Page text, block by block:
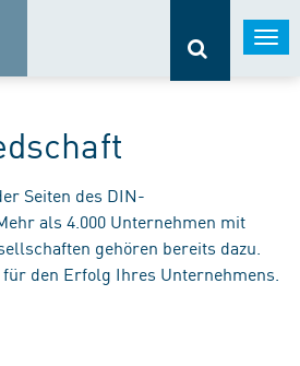
Seiten des DIN-
als 4.000 Unternehmen mit
gehören bereits dazu.
den Erfolg Ihres Unternehmens.